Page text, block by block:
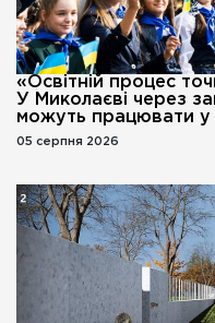
«Освітній процес
У Миколаєві через
можуть працювати у
05 серпня 2026